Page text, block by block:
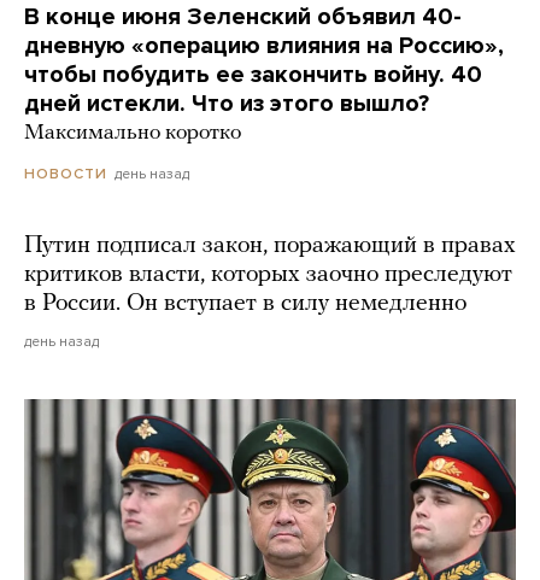
В конце июня Зеленский объявил 40-
дневную «операцию влияния на Россию»,
чтобы побудить ее закончить войну. 40
дней истекли. Что из этого вышло?
Максимально коротко
НОВОСТИ день назад
Путин подписал закон, поражающий в правах
критиков власти, которых заочно преследуют
в России. Он вступает в силу немедленно
день назад